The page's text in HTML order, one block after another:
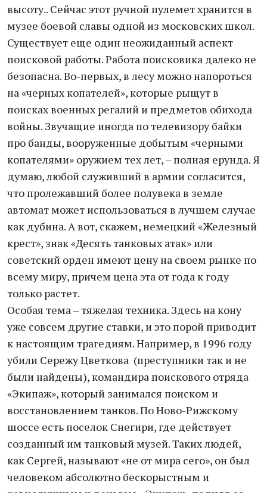
высоту.. Сейчас этот ручной пулемет хранится в
музее боевой славы одной из московских школ.
Существует еще один неожиданный аспект
поисковой работы. Работа поисковика далеко не
безопасна. Во-первых, в лесу можно напороться
на «черных копателей», которые рыщут в
поисках военных регалий и предметов обихода
войны. Звучащие иногда по телевизору байки
про банды, вооруженные добытым «черными
копателями» оружием тех лет, – полная ерунда. Я
думаю, любой служивший в армии согласится,
что пролежавший более полувека в земле
автомат может использоваться в лучшем случае
как дубина. А вот, скажем, немецкий «Железный
крест», знак «Десять танковых атак» или
советский орден имеют цену на своем рынке по
всему миру, причем цена эта от года к году
только растет.
Особая тема – тяжелая техника. Здесь на кону
уже совсем другие ставки, и это порой приводит
к настоящим трагедиям. Например, в 1996 году
убили Сережу Цветкова (преступники так и не
были найдены), командира поискового отряда
«Экипаж», который занимался поиском и
восстановлением танков. По Ново-Рижскому
шоссе есть поселок Снегири, где действует
созданный им танковый музей. Таких людей,
как Сергей, называют «не от мира сего», он был
человеком абсолютно бескорыстным и